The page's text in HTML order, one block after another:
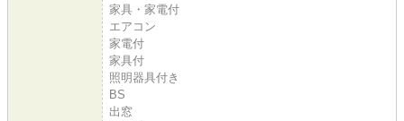
家具・家電付
エアコン
家電付
家具付
照明器具付き
BS
出窓